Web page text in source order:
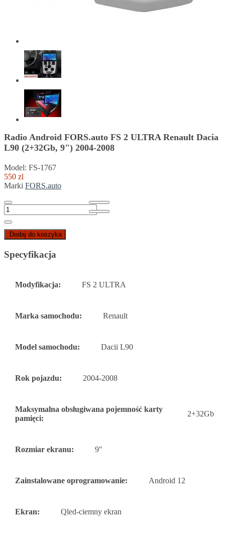
Radio Android FORS.auto FS 2 ULTRA Renault Dacia
L90 (2+32Gb, 9") 2004-2008
Model: FS-1767
550 zl
Marki FORS.auto
Dodaj do koszyka
Specyfikacja
Modyfikacja: FS 2 ULTRA
Marka samochodu: Renault
Model samochodu: Dacii L90
Rok pojazdu: 2004-2008
Maksymalna obsługiwana pojemność karty
pamięci:
2+32Gb
Rozmiar ekranu: 9"
Zainstalowane oprogramowanie: Android 12
Ekran: Qled-ciemny ekran